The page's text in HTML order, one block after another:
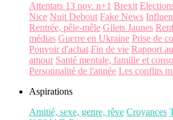
Attentats 13 nov. n+1 Brexit
Nice Nuit Debout Fake News
Rentrée, pêle-mêle Gilets Jaunes
médias Guerre en Ukraine Prise de
Pouvoir d'achat Fin de vie Rapport
amour Santé mentale, famille et conso
Personnalité de l'année Les conflits
Aspirations
Amitié, sexe, genre, rêve Croyances